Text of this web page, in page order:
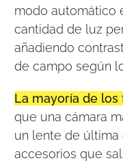
modo automático
cantidad de luz
añadiendo
de campo según
La mayoría de
que una cámara
un lente de
accesorios que